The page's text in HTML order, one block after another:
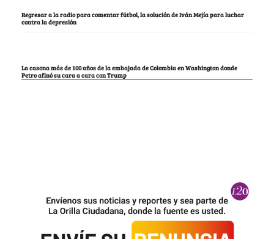
Regresar a la radio para comentar fútbol, la solución de Iván Mejía para luchar
contra la depresión
La casona más de 100 años de la embajada de Colombia en Washington donde
Petro afinó su cara a cara con Trump